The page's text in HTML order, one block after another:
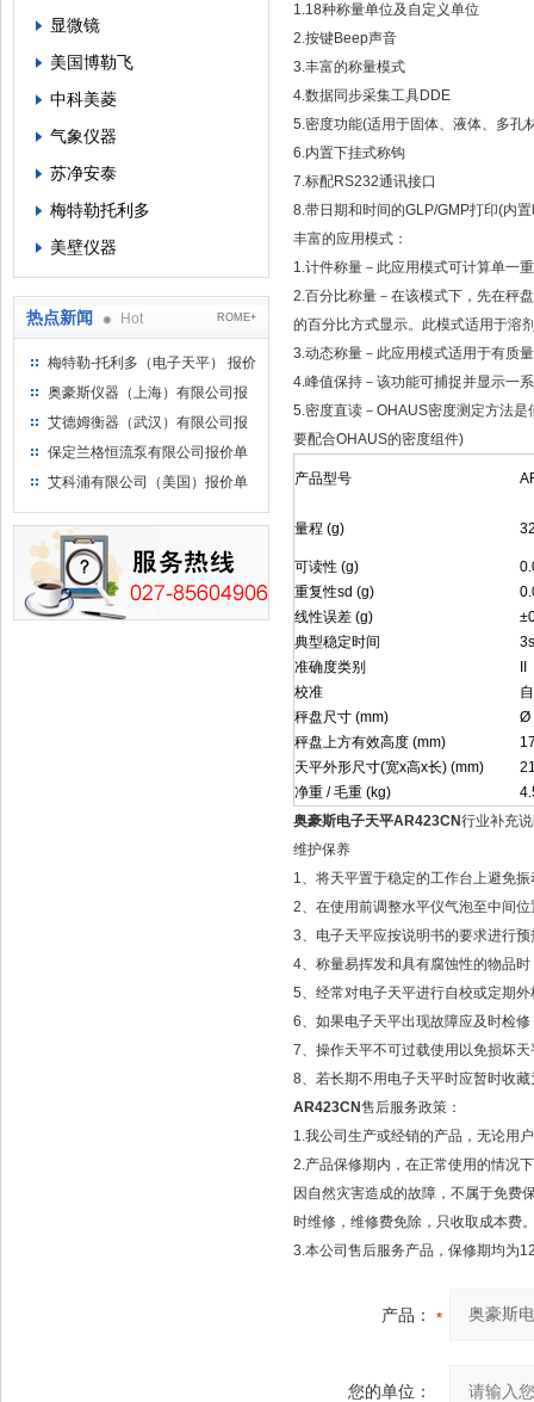
显微镜
美国博勒飞
中科美菱
气象仪器
苏净安泰
梅特勒托利多
美壁仪器
热点新闻 Hot ROME+
梅特勒-托利多（电子天平） 报价
单
奥豪斯仪器（上海）有限公司报
价单
艾德姆衡器（武汉）有限公司报
价单
保定兰格恒流泵有限公司报价单
艾科浦有限公司（美国）报价单
1.18种称量单位及自定义单位
2.按键Beep声音
3.丰富的称量模式
4.数据同步采集工具DDE
5.密度功能(适用于固体、液体、多孔
6.内置下挂式称钩
7.标配RS232通讯接口
8.带日期和时间的GLP/GMP打印(内
丰富的应用模式：
1.计件称量－此应用模式可计算单一
2.百分比称量－在该模式下，先在秤
的百分比方式显示。此模式适用于溶
3.动态称量－此应用模式适用于有质
4.峰值保持－该功能可捕捉并显示一
5.密度直读－OHAUS密度测定方法
要配合OHAUS的密度组件)
产品型号
量程 (g)
可读性 (g)
重复性sd (g)
线性误差 (g)
典型稳定时间
3s
准确度类别
校准
秤盘尺寸 (mm)
Ø
秤盘上方有效高度 (mm)
天平外形尺寸(宽x高x长) (mm)
净重 / 毛重 (kg)
奥豪斯电子天平AR423CN行业补充
维护保养
1、将天平置于稳定的工作台上避免
2、在使用前调整水平仪气泡至中间位
3、电子天平应按说明书的要求进行预
4、称量易挥发和具有腐蚀性的物品
5、经常对电子天平进行自校或定期
6、如果电子天平出现故障应及时检修
7、操作天平不可过载使用以免损坏天
8、若长期不用电子天平时应暂时收藏
AR423CN售后服务政策：
1.我公司生产或经销的产品，无论用
2.产品保修期内，在正常使用的情况
因自然灾害造成的故障，不属于免费
时维修，维修费免除，只收取成本费
3.本公司售后服务产品，保修期均为
产品：
您的单位：